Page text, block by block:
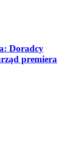
Doradcy
premiera